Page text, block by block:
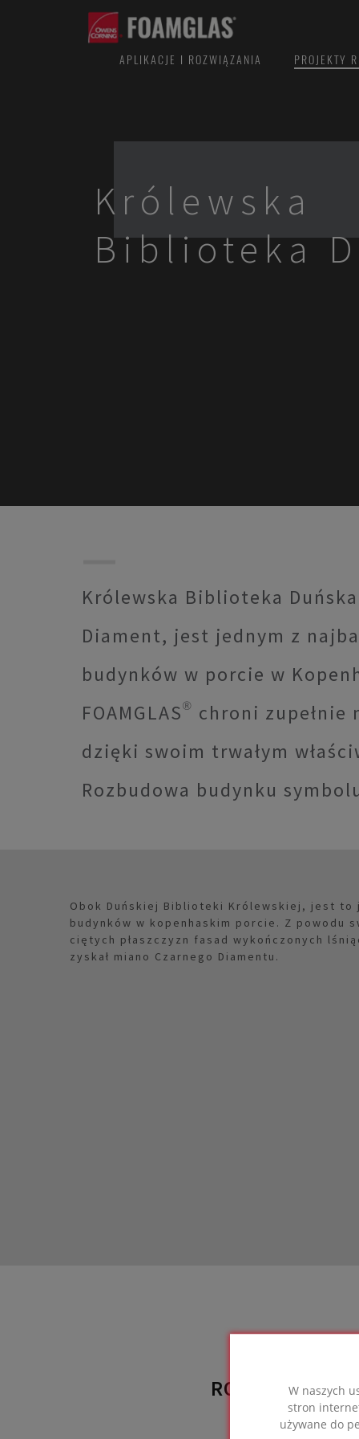
W naszych
stron
używane do
APLIKACJE I ROZWIĄZANIA PROJEKTY
Królewska
Biblioteka
Królewska Biblioteka
Diament, jest jednym z
budynków w porcie w
FOAMGLAS® chroni
dzięki swoim trwałym
Rozbudowa budynku
Obok Duńskiej Biblioteki Królewskiej, jest
budynków w kopenhaskim porcie. Z powodu
ciętych płaszczyzn fasad wykończonych
zyskał miano Czarnego Diamentu.
ROZWIĄZANIE